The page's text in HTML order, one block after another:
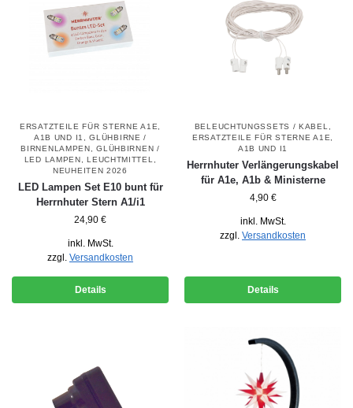
ERSATZTEILE FÜR STERNE A1E,
A1B UND I1
,GLÜHBIRNE /
BIRNENLAMPEN ,GLÜHBIRNEN /
LED LAMPEN ,LEUCHTMITTEL
NEUHEITEN 2026
LED Lampen Set E10 bunt für
Herrnhuter Stern A1/i1
24,90 €
inkl. MwSt.
zzgl. Versandkosten
Details
BELEUCHTUNGSSETS / KABEL
ERSATZTEILE FÜR STERNE A1E,
A1B UND I1
Herrnhuter Verlängerungskabel
für A1e, A1b & Ministerne
4,90 €
inkl. MwSt.
zzgl. Versandkosten
Details